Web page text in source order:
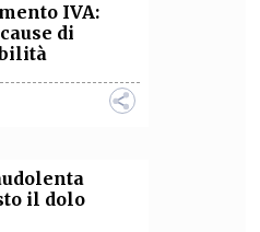
IVA:
di
il dolo